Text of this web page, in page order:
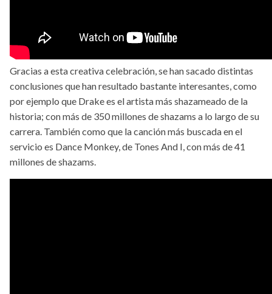
Gracias a esta creativa celebración, se han sacado distintas
conclusiones que han resultado bastante interesantes, como
por ejemplo que Drake es el artista más shazameado de la
historia; con más de 350 millones de shazams a lo largo de su
carrera. También como que la canción más buscada en el
servicio es Dance Monkey, de Tones And I, con más de 41
millones de shazams.